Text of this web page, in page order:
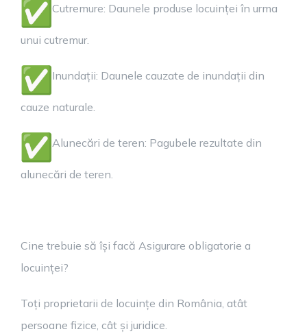
Cutremure: Daunele produse locuinței în urma
unui cutremur.
Inundații: Daunele cauzate de inundații din
cauze naturale.
Alunecări de teren: Pagubele rezultate din
alunecări de teren.
Cine trebuie să își facă Asigurare obligatorie a
locuinței?
Toți proprietarii de locuințe din România, atât
persoane fizice, cât și juridice.